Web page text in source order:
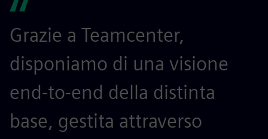
Grazie a Teamcenter,
disponiamo di una visione
end-to-end della distinta
base, gestita attraverso